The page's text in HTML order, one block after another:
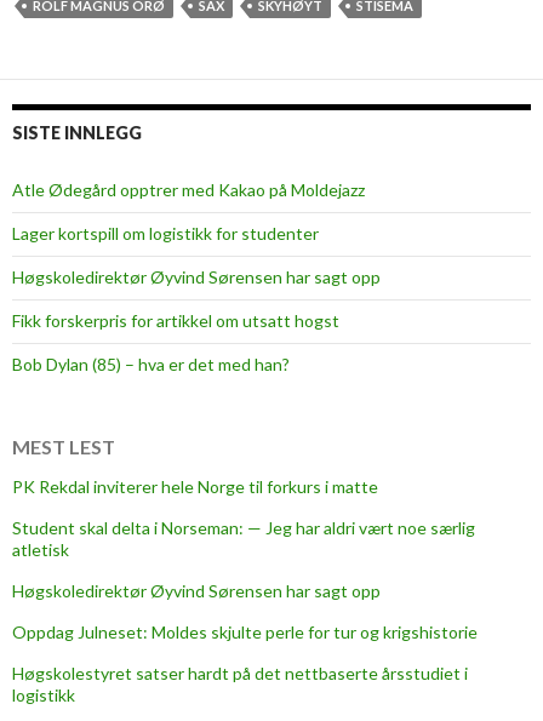
f
s
a
n
a
ROLF MAGNUS ORØ
SAX SKYHØYT STISEMA
SISTE INNLEGG
Atle Ødegård opptrer med Kakao på Moldejazz
Lager kortspill om logistikk for studenter
Høgskoledirektør Øyvind Sørensen har sagt opp
Fikk forskerpris for artikkel om utsatt hogst
Bob Dylan (85) – hva er det med han?
MEST LEST
PK Rekdal inviterer hele Norge til forkurs i matte
Student skal delta i Norseman: — Jeg har aldri vært noe særlig
atletisk
Høgskoledirektør Øyvind Sørensen har sagt opp
Oppdag Julneset: Moldes skjulte perle for tur og krigshistorie
Høgskolestyret satser hardt på det nettbaserte årsstudiet i
logistikk